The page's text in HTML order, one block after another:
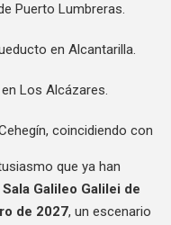
Puerto Lumbreras.
en Alcantarilla.
Los Alcázares.
coincidiendo con
que ya han
Sala Galileo Galilei de
de 2027, un escenario